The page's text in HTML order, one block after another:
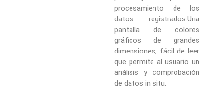
procesamiento de los
datos registrados.Una
pantalla de colores
gráficos de grandes
dimensiones, fácil de leer
que permite al usuario un
análisis y comprobación
de datos in situ.